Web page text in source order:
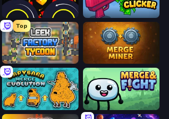
Crusher Clicker Money Gun Clicker
Top
Leek Factory Tycoon Merge Miner
Capybara Merge Evolution Merge & Fight